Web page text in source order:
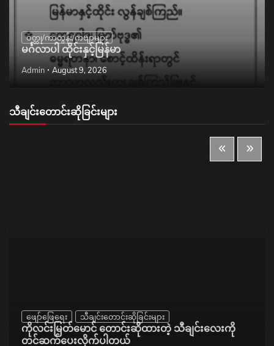
ဝတ္ထု/ကာတွန်း/ကဗျာများ
မင်္ဂလာပါ ထိုင်းနှင့်မြန်မာ
Admin August 9, 2026
သီချင်းတောင်းဆိုခြင်းများ
ဖျော်ဖြေရေး သီချင်းတောင်းဆိုခြင်းများ
ကိုလင်းမြတ်မောင် တောင်းဆိုထားတဲ့ သီချင်းလေးကို
တင်ဆက်ပေးလိုက်ပါတယ်